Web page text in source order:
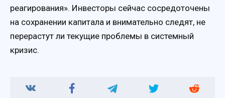
реагирования». Инвесторы сейчас сосредоточены
на сохранении капитала и внимательно следят, не
перерастут ли текущие проблемы в системный
кризис.